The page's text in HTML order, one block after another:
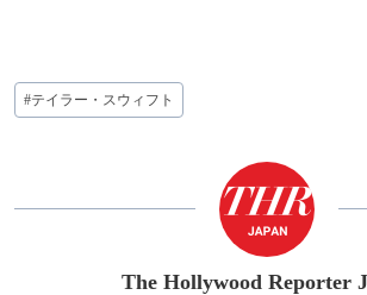
投
稿
#テイラー・スウィフト
The Hollywood Reporter